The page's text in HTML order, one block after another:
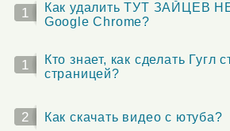
1
Как удалить ТУТ ЗАЙЦЕВ
Google Chrome?
1
Кто знает, как сделать Гугл
страницей?
2 Как скачать видео с ютуба?